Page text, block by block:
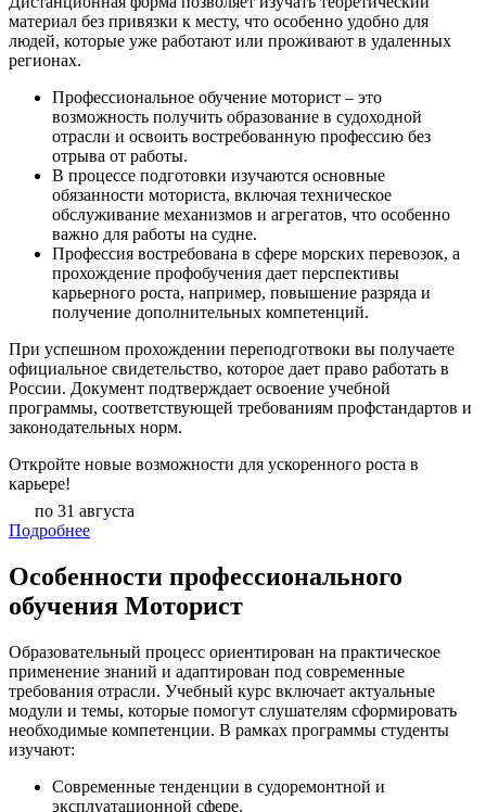
материал без привязки к месту, что особенно удобно для
людей, которые уже работают или проживают в удаленных
регионах.
Профессиональное обучение моторист – это
возможность получить образование в судоходной
отрасли и освоить востребованную профессию без
отрыва от работы.
В процессе подготовки изучаются основные
обязанности моториста, включая техническое
обслуживание механизмов и агрегатов, что особенно
важно для работы на судне.
Профессия востребована в сфере морских перевозок, а
прохождение профобучения дает перспективы
карьерного роста, например, повышение разряда и
получение дополнительных компетенций.
При успешном прохождении переподготвоки вы получаете
официальное свидетельство, которое дает право работать в
России. Документ подтверждает освоение учебной
программы, соответствующей требованиям профстандартов и
законодательных норм.
Откройте новые возможности для ускоренного роста в
карьере!
по 31 августа
Подробнее
Особенности профессионального
обучения Моторист
Образовательный процесс ориентирован на практическое
применение знаний и адаптирован под современные
требования отрасли. Учебный курс включает актуальные
модули и темы, которые помогут слушателям сформировать
необходимые компетенции. В рамках программы студенты
изучают:
Современные тенденции в судоремонтной и
эксплуатационной сфере.